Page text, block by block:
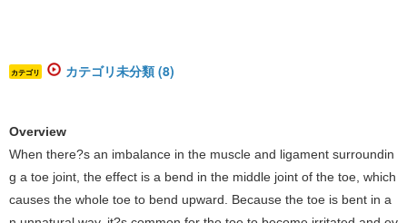
カテゴリ カテゴリ未分類 (8)
Overview
When there?s an imbalance in the muscle and ligament surroundin
g a toe joint, the effect is a bend in the middle joint of the toe, which
causes the whole toe to bend upward. Because the toe is bent in a